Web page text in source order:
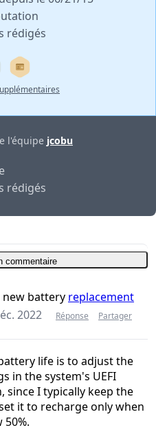
rédigés
l'équipe jcobu
rédigés
commentaire
new battery replacement
2022 Réponse Partager
life is to adjust the
in the system's UEFI
since I typically keep the
it to recharge only when